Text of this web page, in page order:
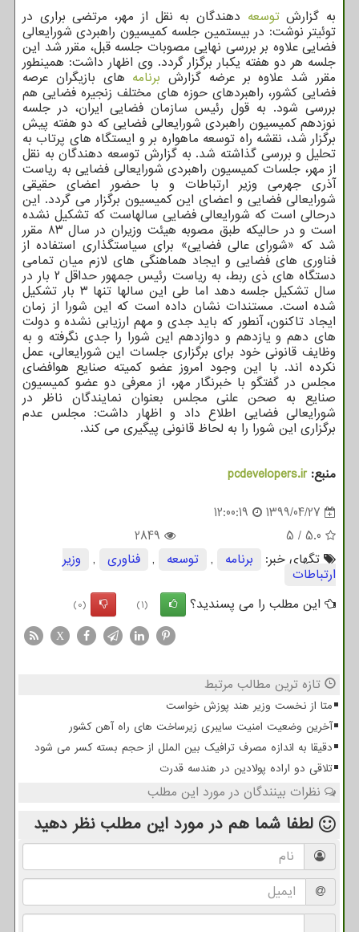
به گزارشتوسعه دهندگان به نقل از مهر، مرتضی براری در
توئیتر نوشت: در بیستمین جلسه کمیسیون راهبردی شورایعالی
فضایی علاوه بر بررسی نهایی مصوبات جلسه قبل، مقرر شد این
جلسه هر دو هفته یکبار برگزار گردد. وی اظهار داشت: همینطور
مقرر شد علاوه بر عرضه گزارش برنامه های بازیگران عرصه
فضایی کشور، راهبردهای حوزه های مختلف زنجیره فضایی هم
بررسی شود. به قول رئیس سازمان فضایی ایران، در جلسه
نوزدهم کمیسیون راهبردی شورایعالی فضایی که دو هفته پیش
برگزار شد، نقشه راه توسعه ماهواره بر و ایستگاه های پرتاب به
تحلیل و بررسی گذاشته شد. به گزارش توسعه دهندگان به نقل
از مهر، جلسات کمیسیون راهبردی شورایعالی فضایی به ریاست
آذری جهرمی وزیر ارتباطات و با حضور اعضای حقیقی
شورایعالی فضایی و اعضای این کمیسیون برگزار می گردد. این
درحالی است که شورایعالی فضایی سالهاست که تشکیل نشده
است و در حالیکه طبق مصوبه هیئت وزیران در سال ۸۳ مقرر
شد که «شورای عالی فضایی» برای سیاستگذاری استفاده از
فناوری های فضایی و ایجاد هماهنگی های لازم میان تمامی
دستگاه های ذی ربط، به ریاست رئیس جمهور حداقل ۲ بار در
سال تشکیل جلسه دهد اما طی این سالها تنها ۳ بار تشکیل
شده است. مستندات نشان داده است که این شورا از زمان
ایجاد تاکنون، آنطور که باید جدی و مهم ارزیابی نشده و دولت
های دهم و یازدهم و دوازدهم این شورا را جدی نگرفته و به
وظایف قانونی خود برای برگزاری جلسات این شورایعالی، عمل
نکرده اند. با این وجود امروز عضو کمیته صنایع هوافضای
مجلس در گفتگو با خبرنگار مهر، از معرفی دو عضو کمیسیون
صنایع به صحن علنی مجلس بعنوان نمایندگان ناظر در
شورایعالی فضایی اطلاع داد و اظهار داشت: مجلس عدم
برگزاری این شورا را به لحاظ قانونی پیگیری می کند.
منبع:pcdevelopers.ir
1399/04/27
12:00:19
5.0
/
5
2849
تگهای خبر:
برنامه , توسعه , فناوری , وزیر
ارتباطات
این مطلب را می پسندید؟
(1)
(0)
X
تازه ترین مطالب مرتبط
متا از نخست وزیر هند پوزش خواست
آخرین وضعیت امنیت سایبری زیرساخت های راه آهن کشور
دقیقا به اندازه مصرف ترافیک بین الملل از حجم بسته کسر می شود
تلاقی دو اراده پولادین در هندسه قدرت
نظرات بینندگان در مورد این مطلب
لطفا شما هم در مورد این مطلب نظر دهید